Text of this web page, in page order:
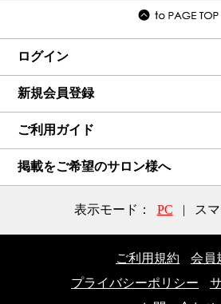
ログイン
新規会員登録
ご利用ガイド
掲載をご希望のサロン様へ
表示モード： PC | ス
ご利用規約
会員
プライバシーポリシー